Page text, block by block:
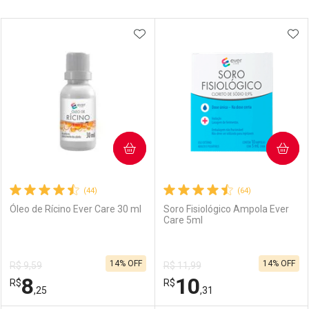
(44)
Óleo de Rícino Ever Care 30 ml
R$ 9,59
R$8,25
14% OFF
ADICIONAR AOS FAVORITOS
COMPRAR
(64)
Soro Fisiológico Ampola Ever
Care 5ml
R$ 11,99
R$10,31
14% OFF
COMPRAR